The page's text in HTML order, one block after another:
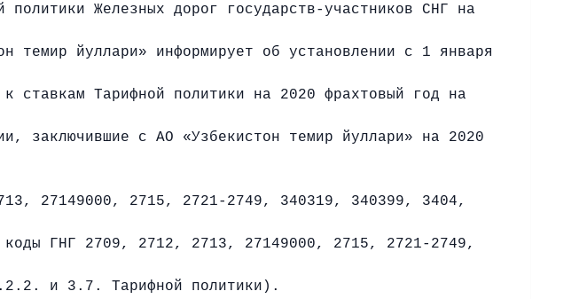
Железных дорог государств-участников СНГ на
темир йуллари» информирует об установлении с 1 января
ставкам Тарифной политики на 2020 фрахтовый год на
заключившие с АО «Узбекистон темир йуллари» на 2020
27149000, 2715, 2721-2749, 340319, 340399, 3404,
ГНГ 2709, 2712, 2713, 27149000, 2715, 2721-2749,
и 3.7. Тарифной политики).